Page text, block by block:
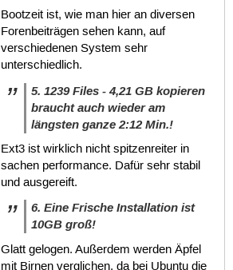
Bootzeit ist, wie man hier an diversen
Forenbeiträgen sehen kann, auf
verschiedenen System sehr
unterschiedlich.
5. 1239 Files - 4,21 GB kopieren
braucht auch wieder am
längsten ganze 2:12 Min.!
Ext3 ist wirklich nicht spitzenreiter in
sachen performance. Dafür sehr stabil
und ausgereift.
6. Eine Frische Installation ist
10GB groß!
Glatt gelogen. Außerdem werden Äpfel
mit Birnen verglichen, da bei Ubuntu die